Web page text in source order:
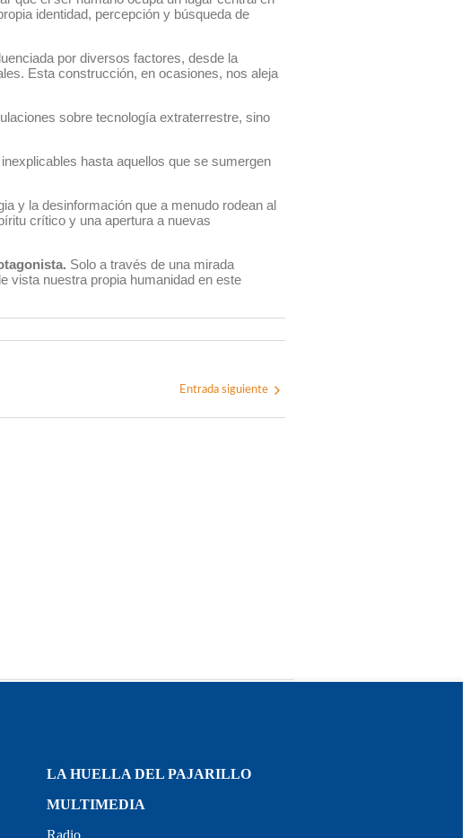
identidad, percepción y búsqueda de
por diversos factores, desde la
Esta construcción, en ocasiones, nos aleja
sobre tecnología extraterrestre, sino
hasta aquellos que se sumergen
y la desinformación que a menudo rodean al
crítico y una apertura a nuevas
Solo a través de una mirada
vista nuestra propia humanidad en este
Entrada siguiente
LA HUELLA DEL PAJARILLO
MULTIMEDIA
Radio